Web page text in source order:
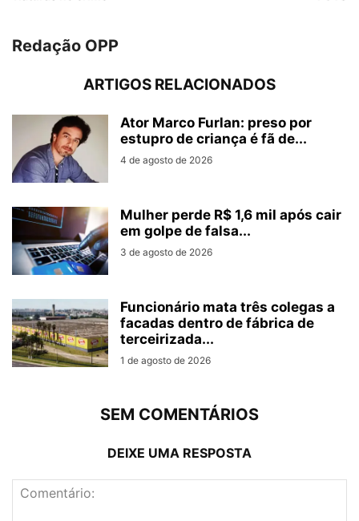
Redação OPP
ARTIGOS RELACIONADOS
Ator Marco Furlan: preso por
estupro de criança é fã de...
4 de agosto de 2026
Mulher perde R$ 1,6 mil após cair
em golpe de falsa...
3 de agosto de 2026
Funcionário mata três colegas a
facadas dentro de fábrica de
terceirizada...
1 de agosto de 2026
SEM COMENTÁRIOS
DEIXE UMA RESPOSTA